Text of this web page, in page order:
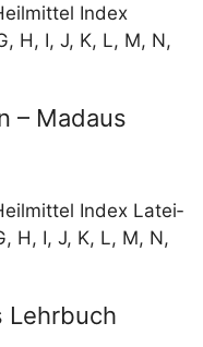
Index
H, I, J, K, L, M, N,
– Madaus
Index Latei­
H, I, J, K, L, M, N,
Lehrbuch